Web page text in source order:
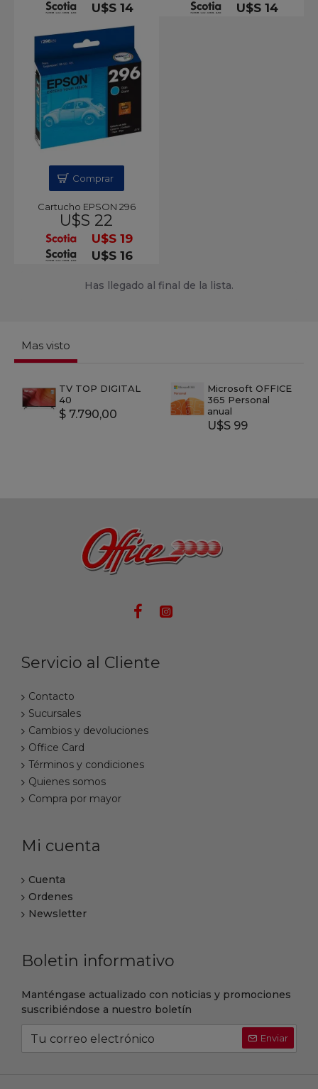
U$S 14
U$S 14
Cartucho EPSON 296
U$S 22
U$S 19
U$S 16
Comprar
Has llegado al final de la lista.
Mas visto
TV TOP DIGITAL
40
$ 7.790,00
Microsoft OFFICE
365 Personal
anual
U$S 99
Servicio al Cliente
Contacto
Sucursales
Cambios y devoluciones
Office Card
Términos y condiciones
Quienes somos
Compra por mayor
Mi cuenta
Cuenta
Ordenes
Newsletter
Boletin informativo
Manténgase actualizado con noticias y promociones
suscribiéndose a nuestro boletín
Enviar